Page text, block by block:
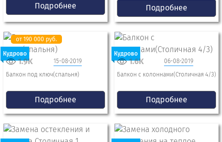
Подробнее Подробнее
Кудрово
от 190 000 руб.
15-08-2019
1.9K
Балкон под ключ(спальня)
Подробнее
Кудрово
06-08-2019
1.6K
Балкон с колоннами(Столичная 4/3)
Подробнее